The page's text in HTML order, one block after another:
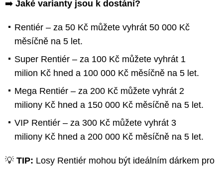
➡️ Jaké varianty jsou k dostání?
Rentiér – za 50 Kč můžete vyhrát 50 000 Kč
měsíčně na 5 let.
Super Rentiér – za 100 Kč můžete vyhrát 1
milion Kč hned a 100 000 Kč měsíčně na 5 let.
Mega Rentiér – za 200 Kč můžete vyhrát 2
miliony Kč hned a 150 000 Kč měsíčně na 5 let.
VIP Rentiér – za 300 Kč můžete vyhrát 3
miliony Kč hned a 200 000 Kč měsíčně na 5 let.
💡 TIP: Losy Rentiér mohou být ideálním dárkem pro